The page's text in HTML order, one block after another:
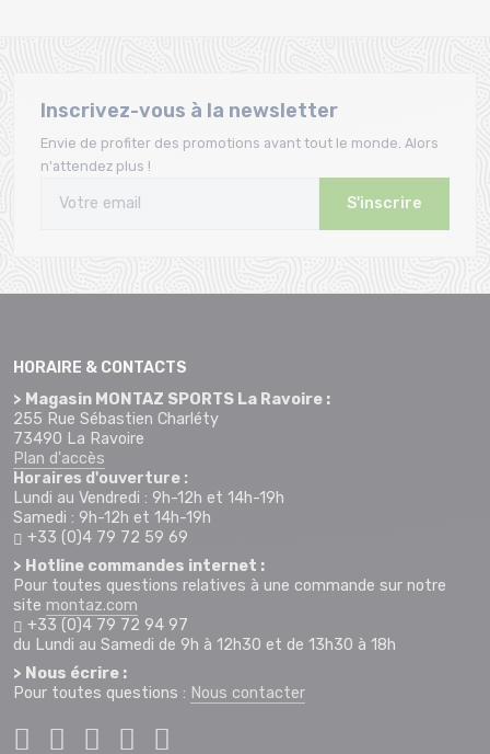
Inscrivez-vous à la newsletter
Envie de profiter des promotions avant tout le monde. Alors
n'attendez plus !
S'inscrire
HORAIRE & CONTACTS
> Magasin MONTAZ SPORTS La Ravoire :
255 Rue Sébastien Charléty
73490 La Ravoire
Plan d'accès
Horaires d'ouverture :
Lundi au Vendredi : 9h-12h et 14h-19h
Samedi : 9h-12h et 14h-19h
+33 (0)4 79 72 59 69
> Hotline commandes internet :
Pour toutes questions relatives à une commande sur notre
site montaz.com
+33 (0)4 79 72 94 97
du Lundi au Samedi de 9h à 12h30 et de 13h30 à 18h
> Nous écrire :
Pour toutes questions : Nous contacter